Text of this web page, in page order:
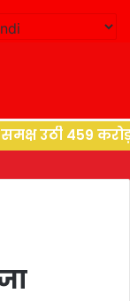
459 करोड़ की